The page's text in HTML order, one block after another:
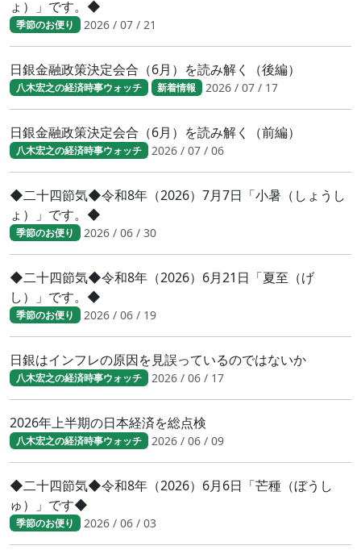
ょ）」です。◆
季節のお便り 2026 / 07 / 21
日銀金融政策決定会合（6月）を読み解く（後編）
八木宏之の経済時事ウォッチ 新着情報 2026 / 07 / 17
日銀金融政策決定会合（6月）を読み解く（前編）
八木宏之の経済時事ウォッチ 2026 / 07 / 06
◆二十四節気◆令和8年（2026）7月7日「小暑（しょうし
ょ）」です。◆
季節のお便り 2026 / 06 / 30
◆二十四節気◆令和8年（2026）6月21日「夏至（げ
し）」です。◆
季節のお便り 2026 / 06 / 19
日銀はインフレの原因を見誤っているのではないか
八木宏之の経済時事ウォッチ 2026 / 06 / 17
2026年上半期の日本経済を総点検
八木宏之の経済時事ウォッチ 2026 / 06 / 09
◆二十四節気◆令和8年（2026）6月6日「芒種（ぼうし
ゅ）」です◆
季節のお便り 2026 / 06 / 03